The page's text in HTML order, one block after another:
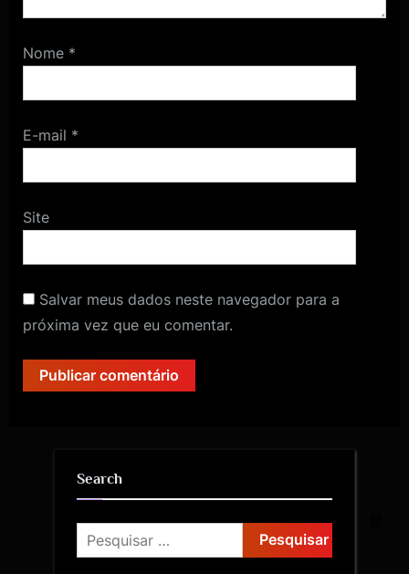
Nome *
E-mail *
Site
Salvar meus dados neste navegador para a
próxima vez que eu comentar.
Search